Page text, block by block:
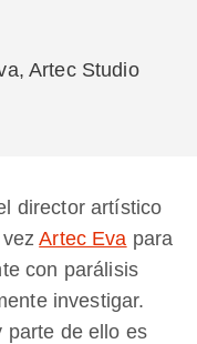
Artec Studio
director artístico
vezArtec Eva para
con parálisis
investigar.
parte de ello es